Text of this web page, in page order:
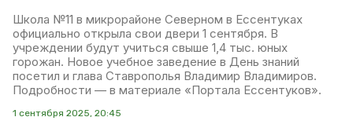
Школа №11 в микрорайоне Северном в Ессентуках
официально открыла свои двери 1 сентября. В
учреждении будут учиться свыше 1,4 тыс. юных
горожан. Новое учебное заведение в День знаний
посетил и глава Ставрополья Владимир Владимиров.
Подробности — в материале «Портала Ессентуков».
1 сентября 2025, 20:45